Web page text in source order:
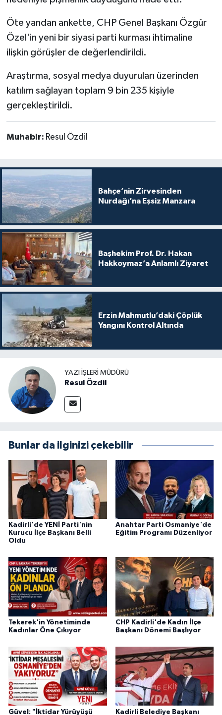
Öte yandan ankette, CHP Genel Başkanı Özgür
Özel'in yeni bir siyasi parti kurması ihtimaline
ilişkin görüşler de değerlendirildi.
Araştırma, sosyal medya duyuruları üzerinden
katılım sağlayan toplam 9 bin 235 kişiyle
gerçekleştirildi.
Muhabir: Resul Özdil
Bahçe’nin Zirvesinden
Nurdağı’na Eşsiz Manzara
Başhekim Prof. Dr. Hakan
Hakkoymaz’a Anlamlı Ziyaret
Erzin Mahmutlu’daki Çöplük
Yangını Kontrol Altında
YAZI İŞLERI MÜDÜRÜ
Resul Özdil
Bunlar da ilginizi çekebilir
Kadirli'de YENİ Parti'nin
Kurucu İlçe Başkanı Belli
Oldu
Anahtar Parti Osmaniye'de
Eğitim Programı Düzenliyor
Tekerek'in Yönetiminde
Kadınlar Öne Çıkıyor
CHP Kadirli'de Kadın İlçe
Başkanı Dönemi Başlıyor
Güvel: "İktidar Yürüyüşü
Kadirli Belediye Başkanı